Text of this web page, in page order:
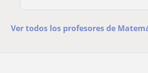
Ver todos los profesores de